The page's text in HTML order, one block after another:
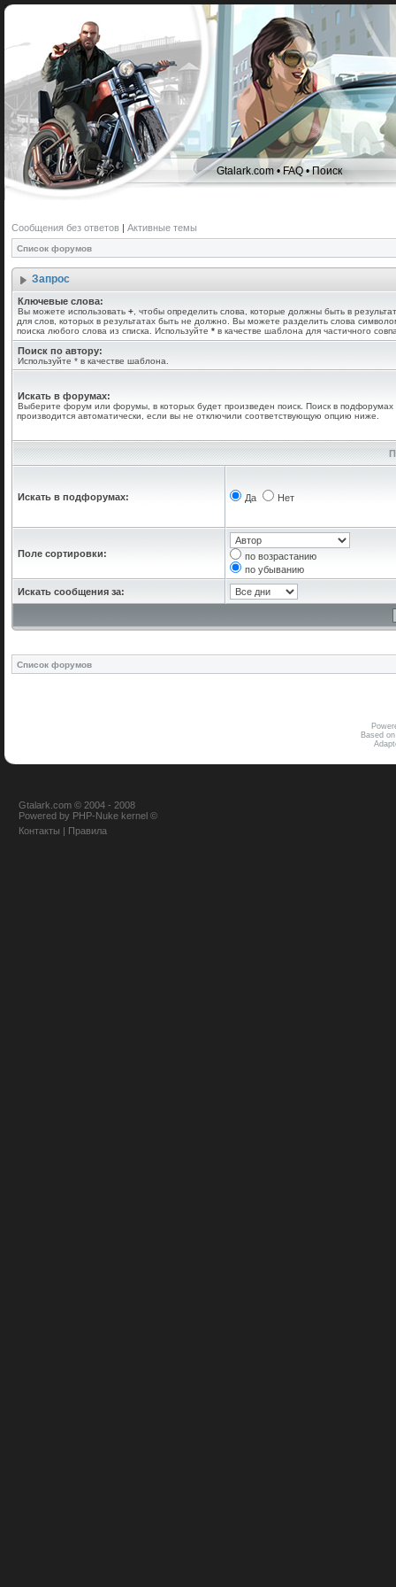
Gtalark.com •FAQ•Поиск
Сообщения без ответов | Активные темы
Список форумов
Запрос
Ключевые слова:
Вы можете использовать + , чтобы определить слова, которые должны быть в
для слов, которых в результатах быть не должно. Вы можете разделить слова
поиска любого слова из списка. Используйте * в качестве шаблона для частичного
Поиск по автору:
Используйте * в качестве шаблона.
Искать в форумах:
Выберите форум или форумы, в которых будет произведен поиск. Поиск в подфорумах
производится автоматически, если вы не отключили соответствующую опцию ниже.
Искать в подфорумах: Да Нет
Поле сортировки:
по возрастанию
по убыванию
Искать сообщения за:
Список форумов
Based
Gtalark.com © 2004 - 2008
Powered by PHP-Nuke kernel ©
Контакты | Правила